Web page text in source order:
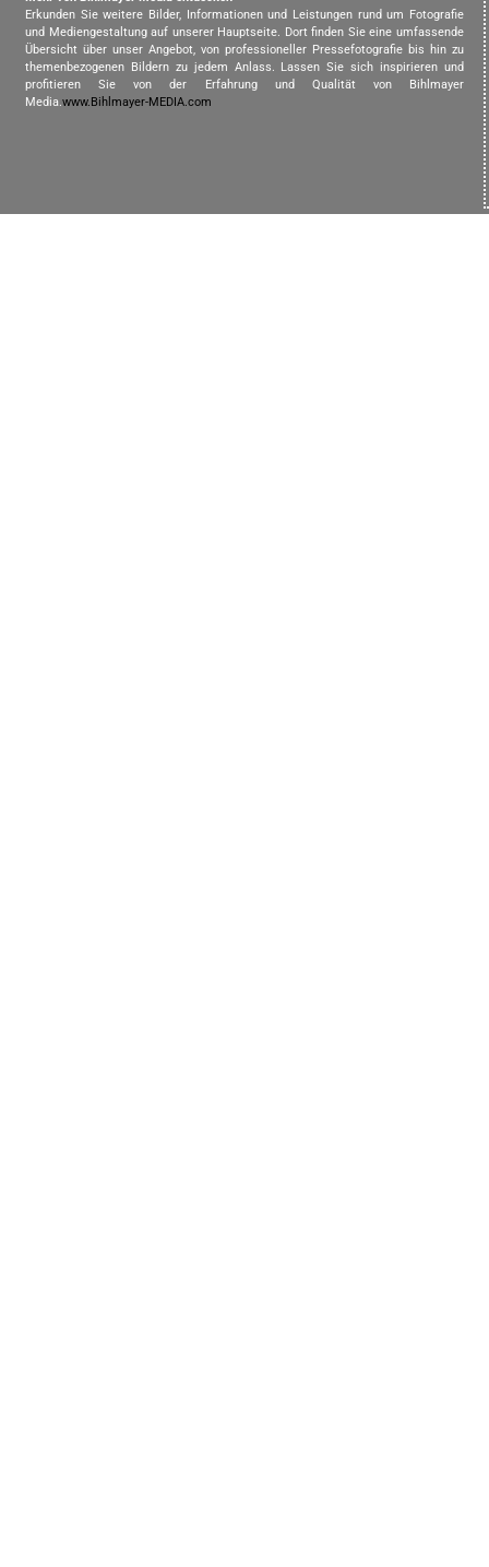
Erkunden Sie weitere Bilder, Informationen und Leistungen rund um Fotografie
und Mediengestaltung auf unserer Hauptseite. Dort finden Sie eine umfassende
Übersicht über unser Angebot, von professioneller Pressefotografie bis hin zu
themenbezogenen Bildern zu jedem Anlass. Lassen Sie sich inspirieren und
profitieren Sie von der Erfahrung und Qualität von Bihlmayer
Media.www.Bihlmayer-MEDIA.com